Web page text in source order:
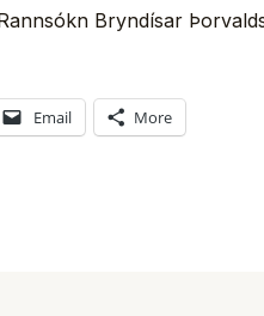
Bryndísar
Email More